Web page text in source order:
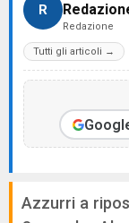
R
Redazione
Tutti gli articoli →
Azzurri a